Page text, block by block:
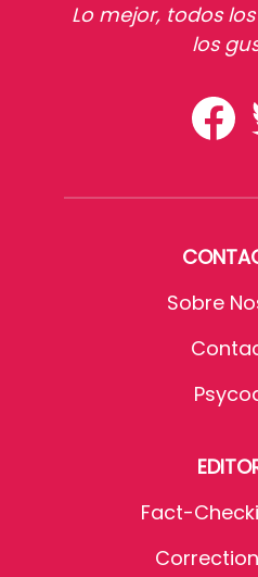
Lo mejor, todos
los
Sobre
Fact-